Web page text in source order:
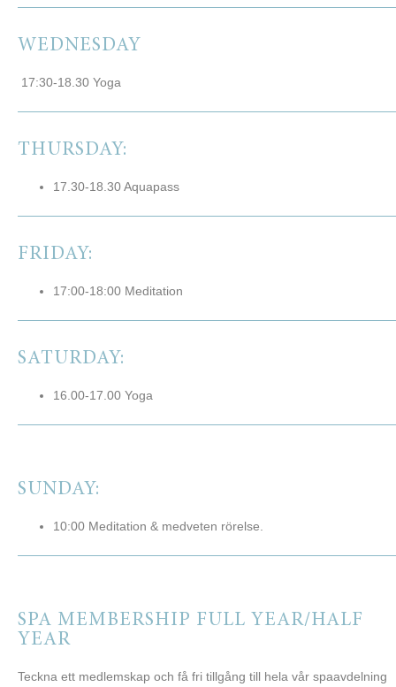
WEDNESDAY
17:30-18.30 Yoga
THURSDAY:
17.30-18.30 Aquapass
FRIDAY:
17:00-18:00 Meditation
SATURDAY:
16.00-17.00 Yoga
SUNDAY:
10:00 Meditation & medveten rörelse.
SPA MEMBERSHIP FULL YEAR/HALF
YEAR
Teckna ett medlemskap och få fri tillgång till hela vår spaavdelning